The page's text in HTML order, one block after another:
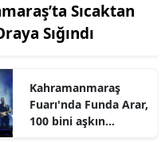
Sıcaktan
Sığındı
Kahramanmaraş
Fuarı'nda Funda Arar,
100 bini aşkın